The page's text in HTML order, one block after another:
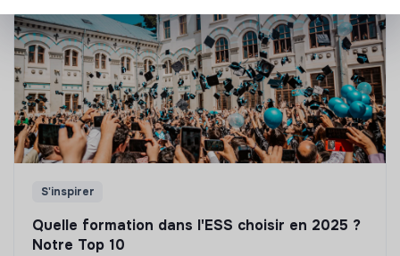
S'inspirer
Quelle formation dans l'ESS choisir en 2025 ?
Notre Top 10